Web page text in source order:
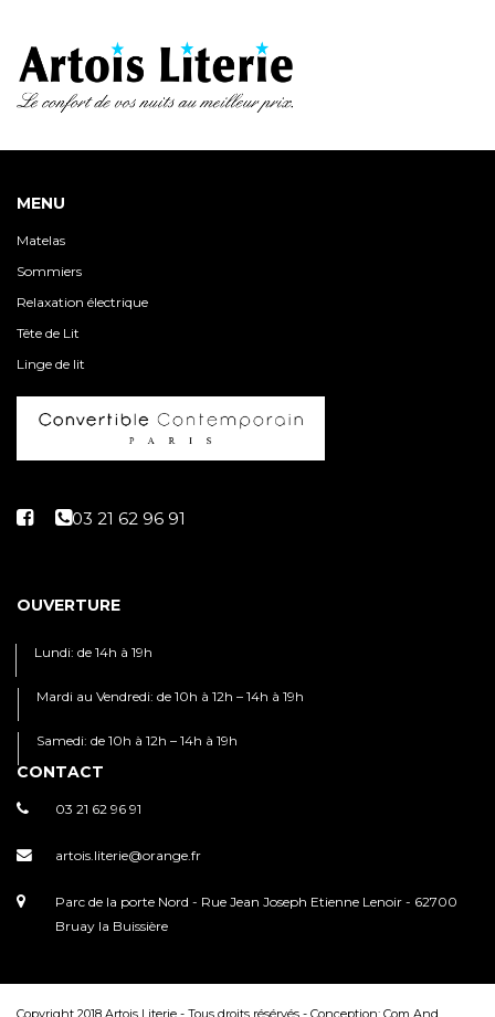
MENU
Matelas
Sommiers
Relaxation électrique
Tête de Lit
Linge de lit
OUVERTURE
Lundi: de 14h à 19h
Mardi au Vendredi: de 10h à 12h – 14h à 19h
Samedi: de 10h à 12h – 14h à 19h
CONTACT
03 21 62 96 91
artois.literie@orange.fr
Parc de la porte Nord - Rue Jean Joseph Etienne Lenoir - 62700
Bruay la Buissière
Copyright 2018 Artois Literie - Tous droits résérvés - Conception: Com And